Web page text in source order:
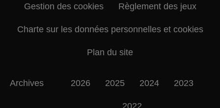
Gestion des cookies Règlement des jeux
Charte sur les données personnelles et cookies
Plan du site
Archives 2026 2025 2024 2023
2022